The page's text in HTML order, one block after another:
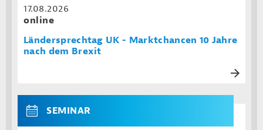
17.08.2026
online
Ländersprechtag UK - Marktchancen 10 Jahre
nach dem Brexit
SEMINAR